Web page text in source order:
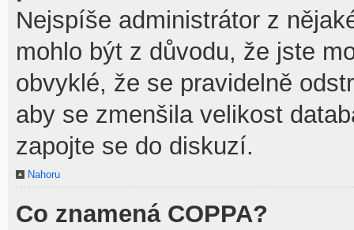
Nejspíše administrátor z
mohlo být z důvodu, že jste
obvyklé, že se pravidelně
aby se zmenšila velikost
zapojte se do diskuzí.
Nahoru
Co znamená COPPA?